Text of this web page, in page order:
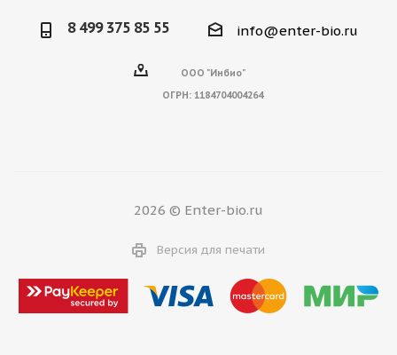
8 499 375 85 55 info@enter-bio.ru
ООО "Инбио"
ОГРН: 1184704004264
2026 © Enter-bio.ru
Версия для печати